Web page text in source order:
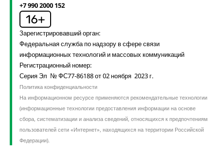
+7 990 2000 152
Зарегистрировавший орган:
Федеральная служба по надзору в сфере связи
информационных технологий и массовых коммуникаций
Регистрационный номер:
Серия Эл № ФС77-86188 от 02 ноября 2023 г.
Политика конфиденциальности
На информационном ресурсе применяются рекомендательные технологии
(информационные технологии предоставления информации на основе
сбора, систематизации и анализа сведений, относящихся к предпочтениям
пользователей сети «Интернет», находящихся на территории Российской
Федерации).